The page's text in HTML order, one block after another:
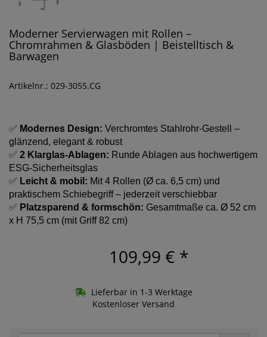
Moderner Servierwagen mit Rollen –
Chromrahmen & Glasböden | Beistelltisch &
Barwagen
Artikelnr.: 029-3055.CG
✅ Modernes Design: Verchromtes Stahlrohr-Gestell –
glänzend, elegant & robust
✅ 2 Klarglas-Ablagen: Runde Ablagen aus hochwertigem
ESG-Sicherheitsglas
✅ Leicht & mobil: Mit 4 Rollen (Ø ca. 6,5 cm) und
praktischem Schiebegriff – jederzeit verschiebbar
✅ Platzsparend & formschön: Gesamtmaße ca. Ø 52 cm
x H 75,5 cm (mit Griff 82 cm)
109,99 € *
Lieferbar in 1-3 Werktage
Kostenloser Versand